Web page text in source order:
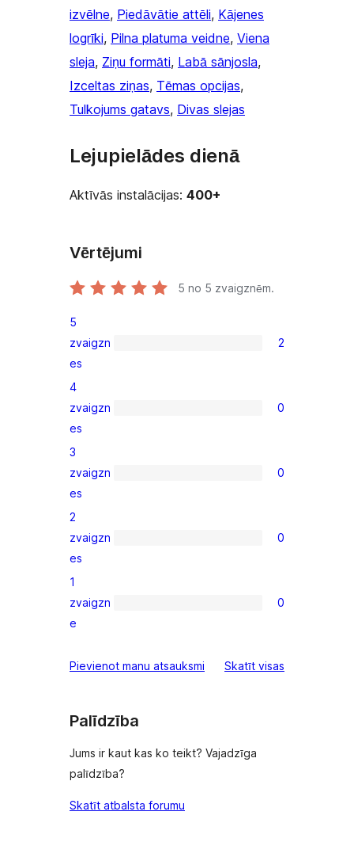
izvēlne, Piedāvātie attēli, Kājenes
logrīki, Pilna platuma veidne, Viena
sleja, Ziņu formāti, Labā sānjosla
Izceltas ziņas, Tēmas opcijas
Tulkojums gatavs, Divas slejas
Lejupielādes dienā
Aktīvās instalācijas: 400+
Vērtējumi
5 no 5 zvaigznēm.
2
5-
star
reviews
5
zvaigzn
es
2
0
4-
star
reviews
4
zvaigzn
es
0
0
3-
star
reviews
3
zvaigzn
es
0
0
2-
star
reviews
2
zvaigzn
es
0
0
1-
reviews
1
zvaigzn
e
0
Pievienot manu atsauksmi Skatīt visas
Palīdzība
Jums ir kaut kas ko teikt? Vajadzīga
palīdzība?
Skatīt atbalsta forumu